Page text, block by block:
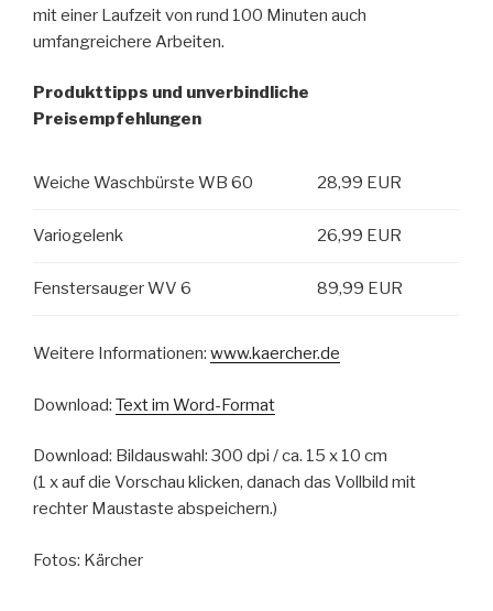
mit einer Laufzeit von rund 100 Minuten auch
umfangreichere Arbeiten.
Produkttipps und unverbindliche
Preisempfehlungen
Weiche Waschbürste WB 60 28,99 EUR
Variogelenk 26,99 EUR
Fenstersauger WV 6 89,99 EUR
Weitere Informationen: www.kaercher.de
Download: Text im Word-Format
Download: Bildauswahl: 300 dpi / ca. 15 x 10 cm
(1 x auf die Vorschau klicken, danach das Vollbild mit
rechter Maustaste abspeichern.)
Fotos: Kärcher